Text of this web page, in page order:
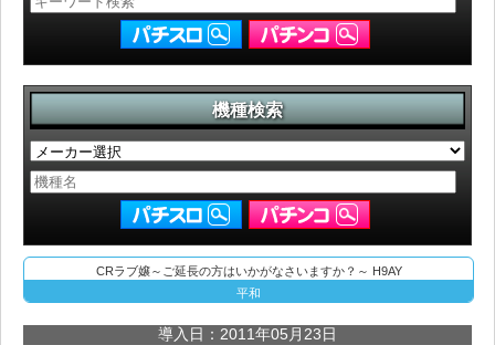
機種検索
CRラブ嬢～ご延長の方はいかがなさいますか？～ H9AY
平和
導入日：2011年05月23日